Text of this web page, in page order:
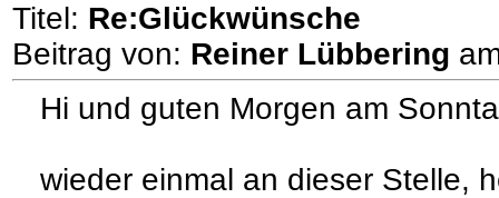
Titel: Re:Glückwünsche
Beitrag von: Reiner Lübbering
Hi und guten Morgen am
wieder einmal an dieser Stelle,